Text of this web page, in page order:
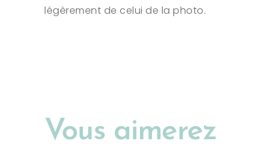
légèrement de celui de la photo.
Vous aimerez